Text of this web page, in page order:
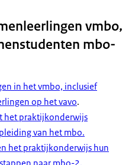
op
deze met de
informatie op
volg daar de stappen.
voorbereid aan je
hoger onderwijs begint
op tijd welke
vmbo,
mbo-
in het vmbo, inclusief
op het vavo.
het praktijkonderwijs
van het mbo.
het praktijkonderwijs hun